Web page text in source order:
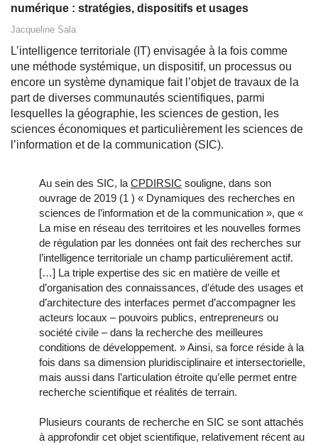
numérique : stratégies, dispositifs et usages
Jacqueline Sala
L’intelligence territoriale (IT) envisagée à la fois comme
une méthode systémique, un dispositif, un processus ou
encore un système dynamique fait l’objet de travaux de la
part de diverses communautés scientifiques, parmi
lesquelles la géographie, les sciences de gestion, les
sciences économiques et particulièrement les sciences de
l’information et de la communication (SIC).
Au sein des SIC, la CPDIRSIC souligne, dans son
ouvrage de 2019 (1 ) « Dynamiques des recherches en
sciences de l’information et de la communication », que «
La mise en réseau des territoires et les nouvelles formes
de régulation par les données ont fait des recherches sur
l’intelligence territoriale un champ particulièrement actif.
[…] La triple expertise des sic en matière de veille et
d’organisation des connaissances, d’étude des usages et
d’architecture des interfaces permet d’accompagner les
acteurs locaux – pouvoirs publics, entrepreneurs ou
société civile – dans la recherche des meilleures
conditions de développement. » Ainsi, sa force réside à la
fois dans sa dimension pluridisciplinaire et intersectorielle,
mais aussi dans l’articulation étroite qu’elle permet entre
recherche scientifique et réalités de terrain.
Plusieurs courants de recherche en SIC se sont attachés
à approfondir cet objet scientifique, relativement récent au